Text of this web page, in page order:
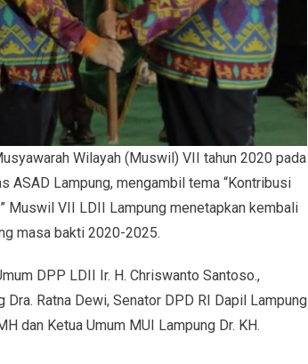
Wilayah (Muswil) VII tahun 2020 pada
ASAD Lampung, mengambil tema “Kontribusi
Muswil VII LDII Lampung menetapkan kembali
masa bakti 2020-2025.
DPP LDII Ir. H. Chriswanto Santoso.,
Ratna Dewi, Senator DPD RI Dapil Lampung
dan Ketua Umum MUI Lampung Dr. KH.